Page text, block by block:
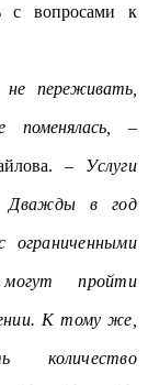
с вопросами к
переживать,
–
–Услуги
Дважды в год
пройти
К тому же,
количество